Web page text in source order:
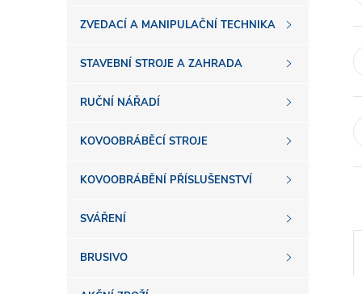
a
n
n
p
a
ZVEDACÍ A MANIPULAČNÍ TECHNIKA
STAVEBNÍ STROJE A ZAHRADA
RUČNÍ NÁŘADÍ
KOVOOBRÁBĚCÍ STROJE
KOVOOBRÁBĚNÍ PŘÍSLUŠENSTVÍ
SVÁŘENÍ
BRUSIVO